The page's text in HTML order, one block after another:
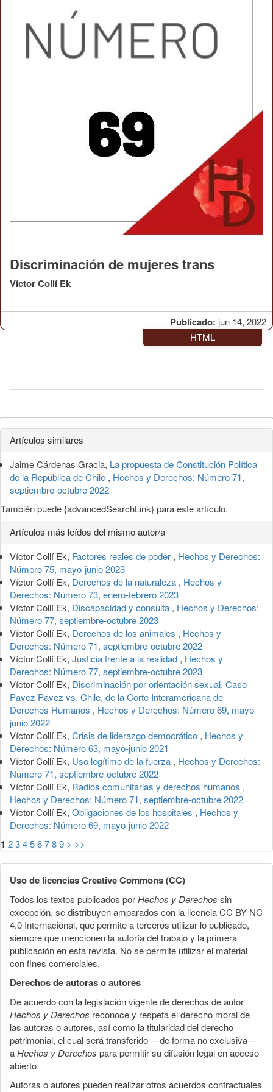
Publicado: jun 14, 2022
Discriminación de mujeres trans
Víctor Collí Ek
HTML
Detalles
del
artículo
Artículos similares
Jaime Cárdenas Gracia, La propuesta de Constitución Política
de la República de Chile , Hechos y Derechos: Número 71,
septiembre-octubre 2022
También puede {advancedSearchLink} para este artículo.
Artículos más leídos del mismo autor/a
Víctor Collí Ek, Factores reales de poder , Hechos y Derechos:
Número 75, mayo-junio 2023
Víctor Collí Ek, Derechos de la naturaleza , Hechos y
Derechos: Número 73, enero-febrero 2023
Víctor Collí Ek, Discapacidad y consulta , Hechos y Derechos:
Número 77, septiembre-octubre 2023
Víctor Collí Ek, Derechos de los animales , Hechos y
Derechos: Número 71, septiembre-octubre 2022
Víctor Collí Ek, Justicia frente a la realidad , Hechos y
Derechos: Número 77, septiembre-octubre 2023
Víctor Collí Ek, Discriminación por orientación sexual. Caso
Pavez Pavez vs. Chile, de la Corte Interamericana de
Derechos Humanos , Hechos y Derechos: Número 69, mayo-
junio 2022
Víctor Collí Ek, Crisis de liderazgo democrático , Hechos y
Derechos: Número 63, mayo-junio 2021
Víctor Collí Ek, Uso legítimo de la fuerza , Hechos y Derechos:
Número 71, septiembre-octubre 2022
Víctor Collí Ek, Radios comunitarias y derechos humanos ,
Hechos y Derechos: Número 71, septiembre-octubre 2022
Víctor Collí Ek, Obligaciones de los hospitales , Hechos y
Derechos: Número 69, mayo-junio 2022
1 23456789 > >>
Uso de licencias Creative Commons (CC)
Todos los textos publicados porHechos y Derechos sin
excepción, se distribuyen amparados con la licencia CC BY-NC
4.0 Internacional, que permite a terceros utilizar lo publicado,
siempre que mencionen la autoría del trabajo y la primera
publicación en esta revista. No se permite utilizar el material
con fines comerciales.
Derechos de autoras o autores
De acuerdo con la legislación vigente de derechos de autor
Hechos y Derechos reconoce y respeta el derecho moral de
las autoras o autores, así como la titularidad del derecho
patrimonial, el cual será transferido —de forma no exclusiva—
aHechos y Derechos para permitir su difusión legal en acceso
abierto.
Autoras o autores pueden realizar otros acuerdos contractuales